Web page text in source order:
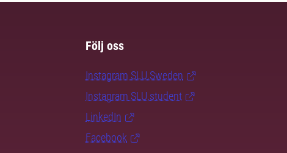
Följ oss
Instagram SLU.Sweden
Instagram SLU.student
LinkedIn
Facebook